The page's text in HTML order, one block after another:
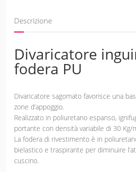
Descrizione
Divaricatore
fodera PU
Divaricatore sagomato favorisce una
zone d’appoggio.
Realizzato in poliuretano espanso,
portante con densità variabile di 30 Kg/
La fodera di rivestimento è in
bielastico e traspirante per diminuire
cuscino.